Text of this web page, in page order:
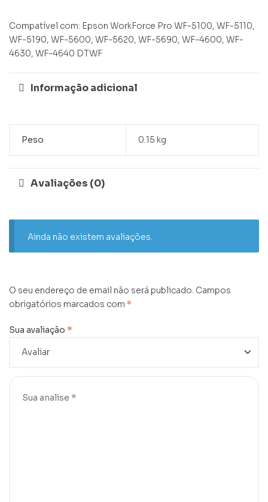
Compatível com: Epson WorkForce Pro WF-5100, WF-5110,
WF-5190, WF-5600, WF-5620, WF-5690, WF-4600, WF-
4630, WF-4640 DTWF
Informação adicional
Peso 0.15 kg
Avaliações (0)
Ainda não existem avaliações.
O seu endereço de email não será publicado. Campos
obrigatórios marcados com *
Sua avaliação *